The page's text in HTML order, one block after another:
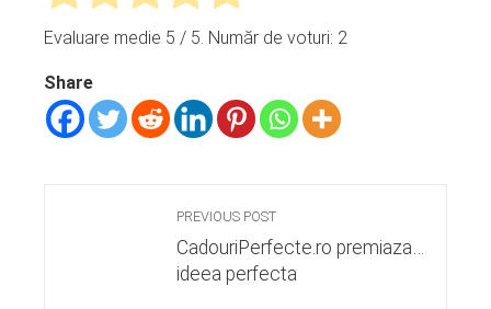
Evaluare medie 5 / 5. Număr de voturi: 2
Share
PREVIOUS POST
CadouriPerfecte.ro premiaza…
ideea perfecta